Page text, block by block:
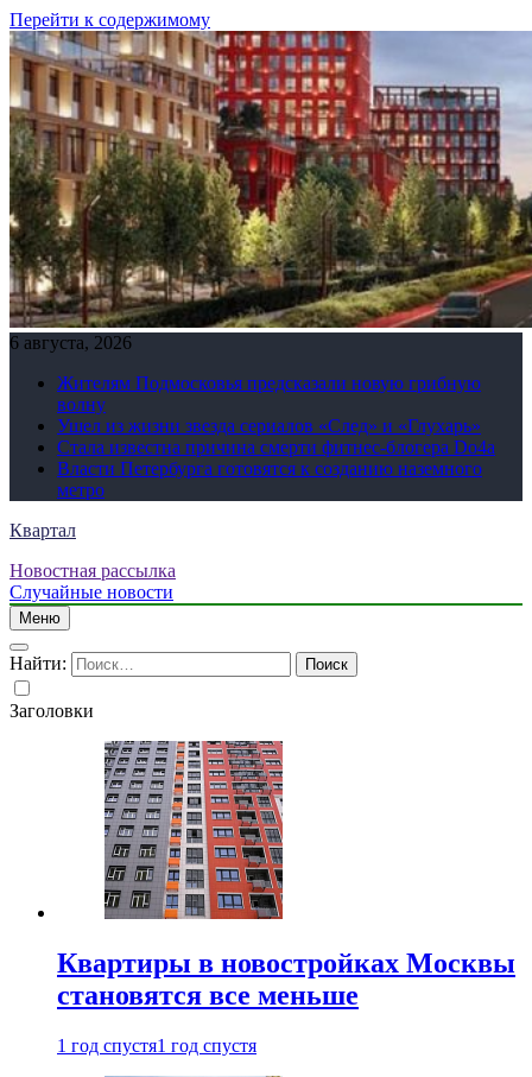
Перейти к содержимому
6 августа, 2026
Жителям Подмосковья предсказали новую грибную
волну
Ушел из жизни звезда сериалов «След» и «Глухарь»
Стала известна причина смерти фитнес-блогера Do4а
Власти Петербурга готовятся к созданию наземного
метро
Квартал
Новостная рассылка
Случайные новости
Меню
Найти:
Заголовки
Квартиры в новостройках Москвы
становятся все меньше
1 год спустя1 год спустя